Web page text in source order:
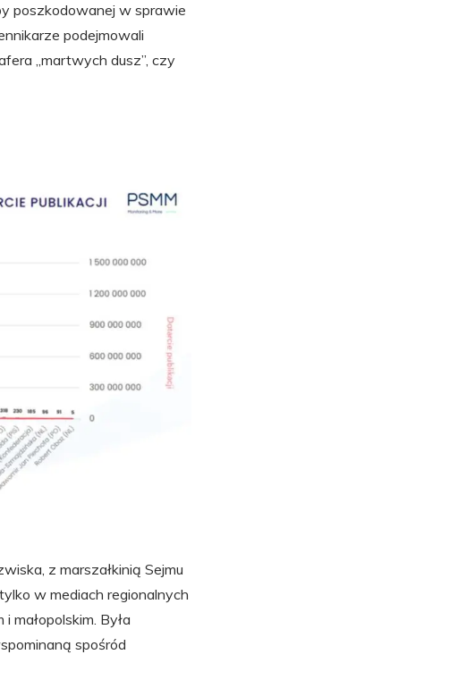
poszkodowanej w sprawie
podejmowali
„martwych dusz”, czy
z marszałkinią Sejmu
w mediach regionalnych
małopolskim. Była
spośród